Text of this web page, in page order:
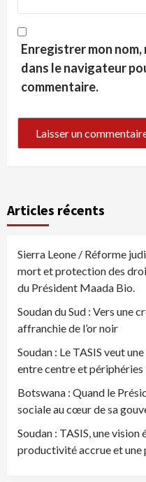
Enregistrer mon
dans le navigateur
commentaire.
Articles récents
Sierra Leone / Réforme
mort et protection des
du Président Maada Bio.
Soudan du Sud : Vers une
affranchie de l’or noir
Soudan : Le TASIS veut
entre centre et périphéries
Botswana : Quand le
sociale au cœur de sa
Soudan : TASIS, une
productivité accrue et